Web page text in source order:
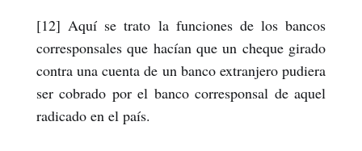
[12] Aquí se trato la funciones de los bancos
corresponsales que hacían que un cheque girado
contra una cuenta de un banco extranjero pudiera
ser cobrado por el banco corresponsal de aquel
radicado en el país.